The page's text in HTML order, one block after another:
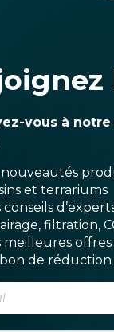
vous à
nouveautés
et terrariums
conseils
filtration,
meilleures
de